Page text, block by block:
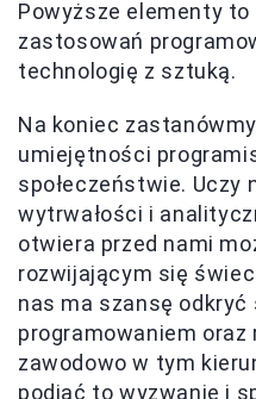
Powyższe elementy to
zastosowań
technologię z sztuką.
Na koniec
umiejętności
społeczeństwie. Uczy
wytrwałości i
otwiera przed nami
rozwijającym się
nas ma szansę
programowaniem
zawodowo w tym
podjąć to wyzwanie i